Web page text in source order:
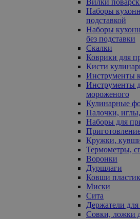
Наборы
подставкой
Наборы
без подставки
Скалки
Коврики для
Кисти
Инструменты
Инструменты
мороженого
Кулинарные
Палочки,
Наборы для
Кружки,
Термометры,
Воронки
Дуршлаги
Ковши
Миски
Сита
Держатели
Совки, ложки